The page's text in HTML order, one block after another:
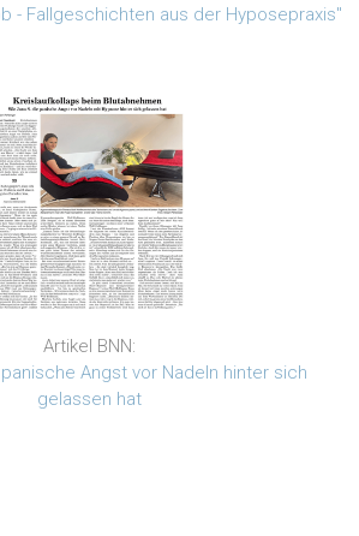
- Fallgeschichten aus der Hyposepraxis"
Artikel BNN:
Angst vor Nadeln hinter sich
gelassen hat